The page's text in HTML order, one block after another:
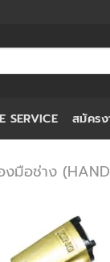
SERVICE สมัคร
งมือช่าง